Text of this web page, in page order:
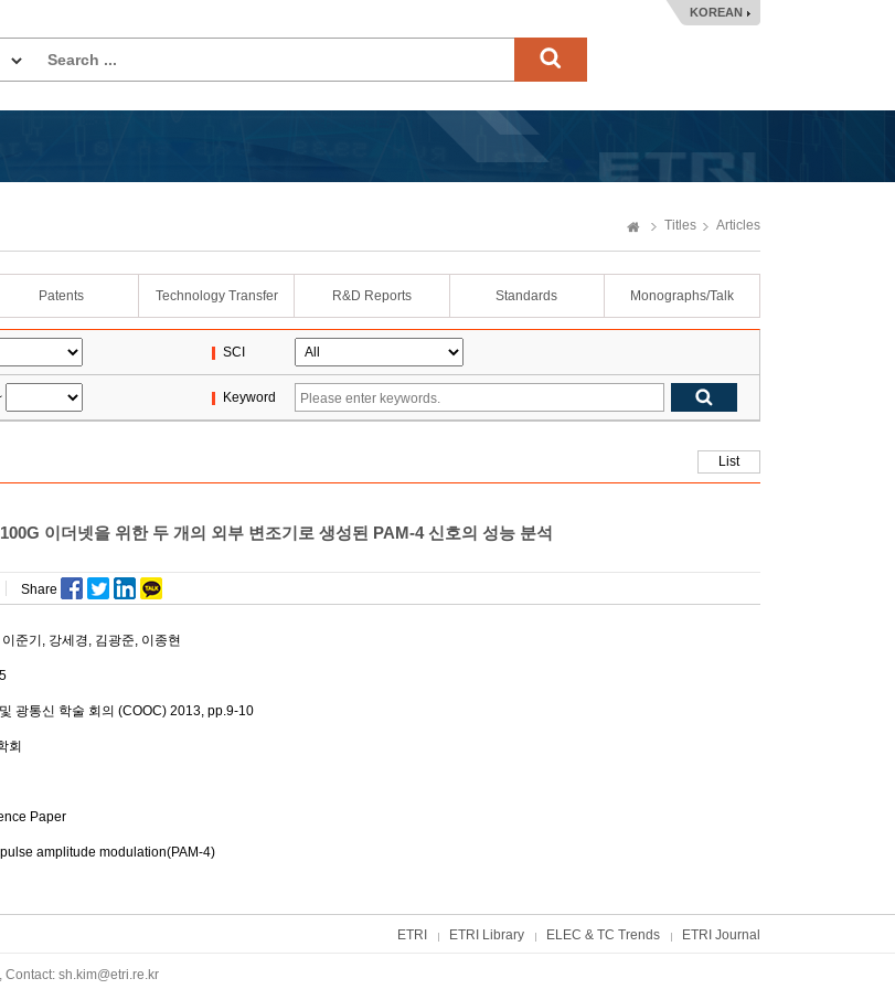
KOREAN
Titles Articles
Patents Technology Transfer R&D Reports Standards Monographs/Talk
SCI
Keyword
List
이더넷을 위한 두 개의 외부 변조기로 생성된 PAM-4 신호의 성능 분석
Share
이준기 , 강세경, 김광준, 이종현
광통신 학술 회의 (COOC) 2013, pp.9-10
회
Paper
amplitude modulation(PAM-4)
ETRI ETRI Library ELEC & TC Trends ETRI Journal
sh.kim@etri.re.kr